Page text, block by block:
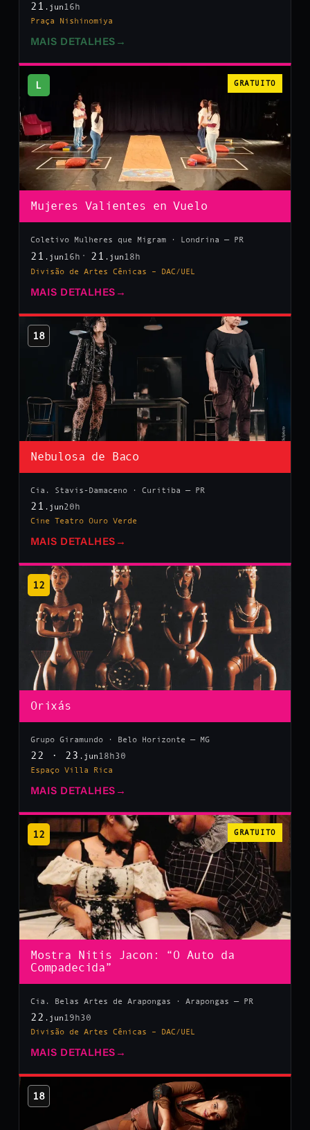
21 .jun 16h
Praça Nishinomiya
MAIS DETALHES →
L GRATUITO
Mujeres Valientes en Vuelo
Coletivo Mulheres que Migram · Londrina — PR
21 .jun 16h 21 .jun 18h
Divisão de Artes Cênicas – DAC/UEL
MAIS DETALHES →
18
Nebulosa de Baco
Cia. Stavis-Damaceno · Curitiba — PR
21 .jun20h
Cine Teatro Ouro Verde
MAIS DETALHES →
12
Orixás
Grupo Giramundo · Belo Horizonte — MG
22 · 23 .jun 18h30
Espaço Villa Rica
MAIS DETALHES →
12 GRATUITO
Mostra Nitis Jacon: “O Auto da
Compadecida”
Cia. Belas Artes de Arapongas · Arapongas — PR
22 .jun 19h30
Divisão de Artes Cênicas – DAC/UEL
MAIS DETALHES →
18